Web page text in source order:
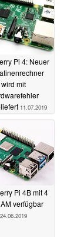
Pi 4: Neuer
wird mit
11.07.2019
Pi 4B mit 4
verfügbar
24.06.2019